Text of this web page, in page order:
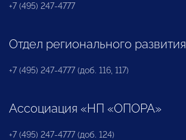
+7 (495) 247-4777
Отдел регионального развития
+7 (495) 247-4777 (доб. 116, 117)
Ассоциация «НП «ОПОРА»
+7 (495) 247-4777 (доб. 124)